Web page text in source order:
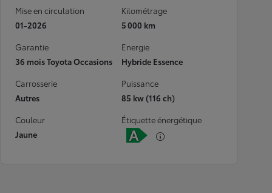
Mise en circulation
01-2026
Kilométrage
5 000 km
Garantie
36 mois Toyota Occasions
Energie
Hybride Essence
Carrosserie
Autres
Puissance
85 kw (116 ch)
Couleur
Jaune
Étiquette énergétique